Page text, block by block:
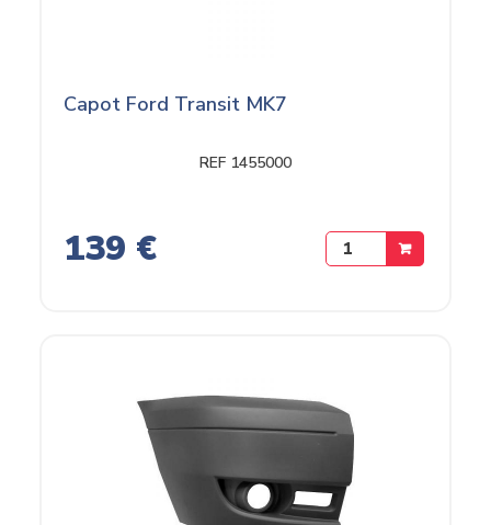
Capot Ford Transit MK7
REF 1455000
139 €